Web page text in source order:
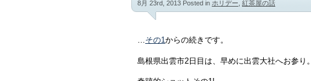
8月 23rd, 2013 Posted in ホリデー 紅茶屋の話
…その1からの続きです。
島根県出雲市2日目は、早めに出雲大社へお参り。